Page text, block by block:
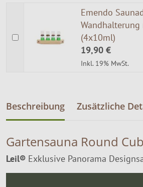
Emendo
(4x10ml)
19,90 €
Inkl. 19% MwSt.
Beschreibung Zusätzliche
Gartensauna Round
Leil® Exklusive Panorama